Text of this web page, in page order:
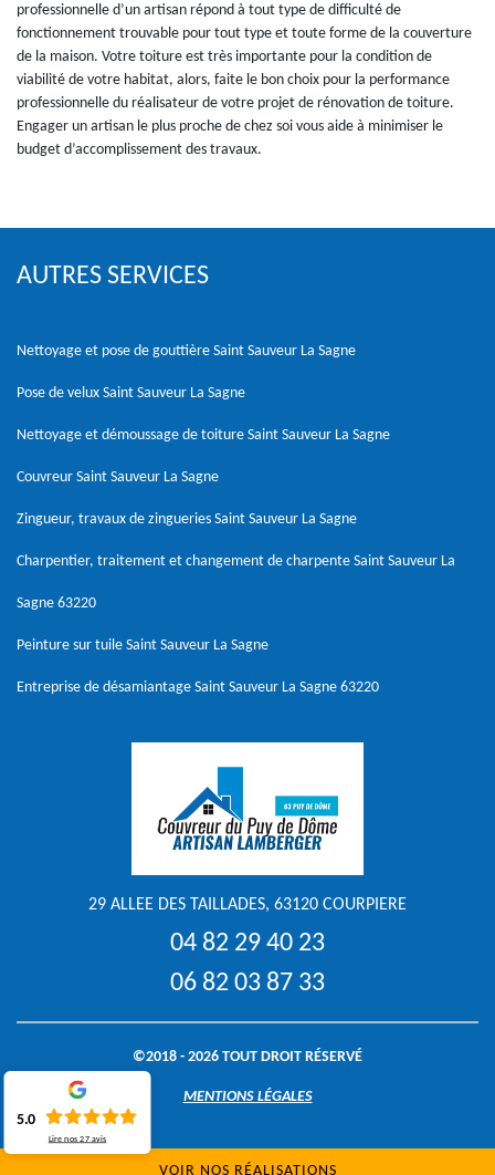
professionnelle d’un artisan répond à tout type de difficulté de
fonctionnement trouvable pour tout type et toute forme de la couverture
de la maison. Votre toiture est très importante pour la condition de
viabilité de votre habitat, alors, faite le bon choix pour la performance
professionnelle du réalisateur de votre projet de rénovation de toiture.
Engager un artisan le plus proche de chez soi vous aide à minimiser le
budget d’accomplissement des travaux.
AUTRES SERVICES
Nettoyage et pose de gouttière Saint Sauveur La Sagne
Pose de velux Saint Sauveur La Sagne
Nettoyage et démoussage de toiture Saint Sauveur La Sagne
Couvreur Saint Sauveur La Sagne
Zingueur, travaux de zingueries Saint Sauveur La Sagne
Charpentier, traitement et changement de charpente Saint Sauveur La
Sagne 63220
Peinture sur tuile Saint Sauveur La Sagne
Entreprise de désamiantage Saint Sauveur La Sagne 63220
29 ALLEE DES TAILLADES, 63120 COURPIERE
04 82 29 40 23
06 82 03 87 33
©2018 - 2026 TOUT DROIT RÉSERVÉ
MENTIONS LÉGALES
VOIR NOS RÉALISATIONS
5.0
Lire nos27 avis